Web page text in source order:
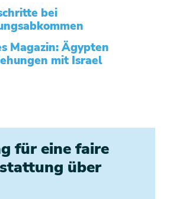
bei
Magazin: Ägypten
mit Israel
für eine faire
über